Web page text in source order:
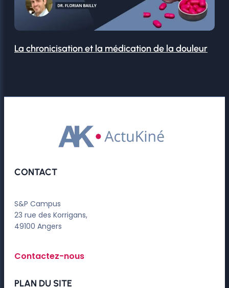
La chronicisation et la médication de la douleur
CONTACT
S&P Campus
23 rue des Korrigans,
49100 Angers
Contactez-nous
PLAN DU SITE